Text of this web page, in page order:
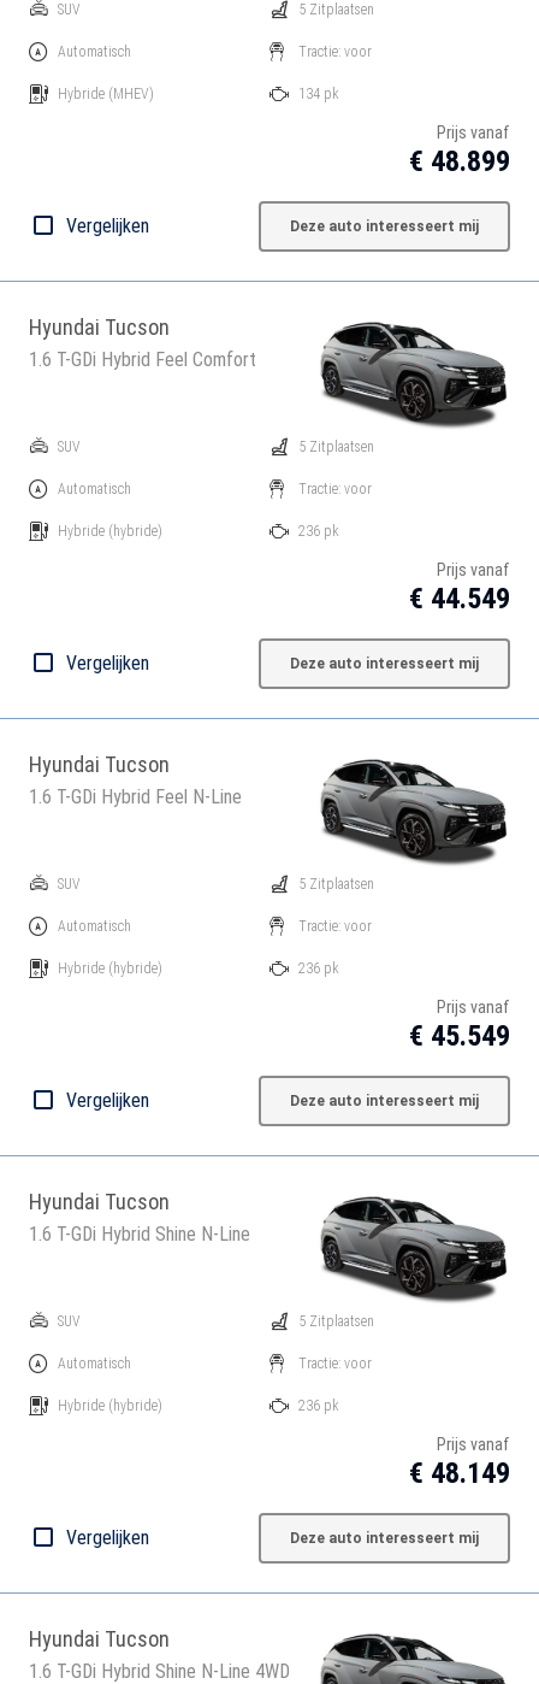
SUV
Automatisch
Hybride (MHEV)
5 Zitplaatsen
Tractie: voor
134 pk
Prijs vanaf
€ 48.899
Vergelijken Deze auto interesseert mij
Hyundai Tucson
1.6 T-GDi Hybrid Feel Comfort
SUV
Automatisch
Hybride (hybride)
5 Zitplaatsen
Tractie: voor
236 pk
Prijs vanaf
€ 44.549
Vergelijken Deze auto interesseert mij
Hyundai Tucson
1.6 T-GDi Hybrid Feel N-Line
SUV
Automatisch
Hybride (hybride)
5 Zitplaatsen
Tractie: voor
236 pk
Prijs vanaf
€ 45.549
Vergelijken Deze auto interesseert mij
Hyundai Tucson
1.6 T-GDi Hybrid Shine N-Line
SUV
Automatisch
Hybride (hybride)
5 Zitplaatsen
Tractie: voor
236 pk
Prijs vanaf
€ 48.149
Vergelijken Deze auto interesseert mij
Hyundai Tucson
1.6 T-GDi Hybrid Shine N-Line 4WD